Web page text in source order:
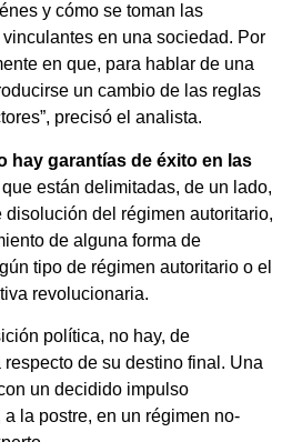
y cómo se toman las
en una sociedad. Por
en que, para hablar de una
un cambio de las reglas
precisó el analista.
hay garantías de éxito en las
están delimitadas, de un lado,
del régimen autoritario,
de alguna forma de
tipo de régimen autoritario o el
revolucionaria.
política, no hay, de
de su destino final. Una
un decidido impulso
la postre, en un régimen no-